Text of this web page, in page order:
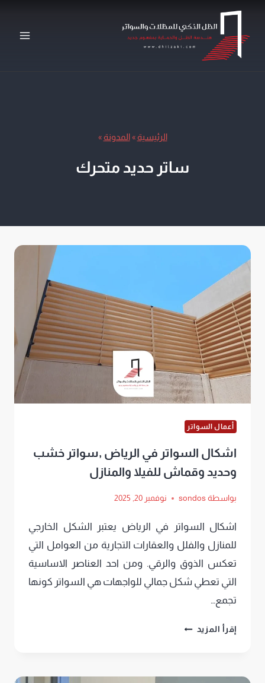
التجاوز
المحتوى
الرئيسية»المدونة»
ساتر حديد متحرك
أعمال السواتر
اشكال السواتر في الرياض ,سواتر خشب
وحديد وقماش للفيلا والمنازل
بواسطة sondos نوفمبر 20, 2025
اشكال السواتر في الرياض يعتبر الشكل الخارجي
للمنازل والفلل والعقارات التجارية من العوامل التي
تعكس الذوق والرقي. ومن احد العناصر الاساسية
التي تعطي شكل جمالي للواجهات هي السواتر كونها
تجمع…
إقرأ المزيد اشكال